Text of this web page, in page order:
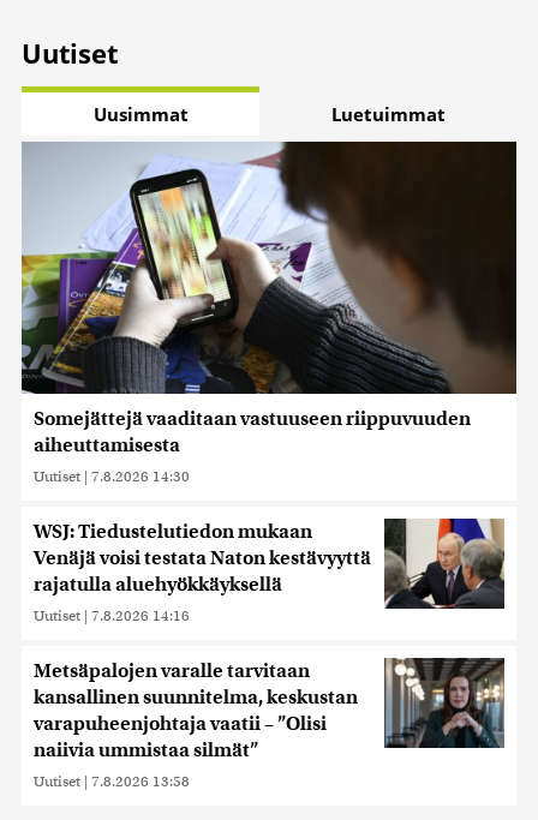
Uutiset
Uusimmat Luetuimmat
Somejättejä vaaditaan vastuuseen riippuvuuden
aiheuttamisesta
Uutiset | 7.8.2026 14:30
WSJ: Tiedustelutiedon mukaan
Venäjä voisi testata Naton kestävyyttä
rajatulla aluehyökkäyksellä
Uutiset | 7.8.2026 14:16
Metsäpalojen varalle tarvitaan
kansallinen suunnitelma, keskustan
varapuheenjohtaja vaatii – ”Olisi
naiivia ummistaa silmät”
Uutiset | 7.8.2026 13:58